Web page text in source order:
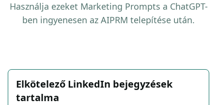
Használja ezeket Marketing Prompts a ChatGPT-
ben ingyenesen az AIPRM telepítése után.
Elkötelező LinkedIn bejegyzések
tartalma